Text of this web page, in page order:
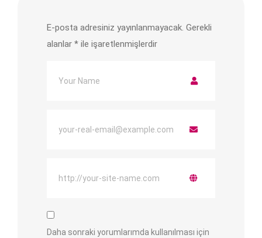
E-posta adresiniz yayınlanmayacak. Gerekli
alanlar * ile işaretlenmişlerdir
Daha sonraki yorumlarımda kullanılması için